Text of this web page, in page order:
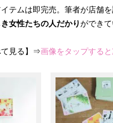
テムは即完売。筆者が店舗
女性たちの人だかり ができて
て見る】⇒画像をタップする